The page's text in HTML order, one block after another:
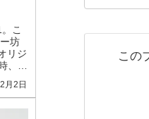
こ
坊
リジ
、自
月2日
この